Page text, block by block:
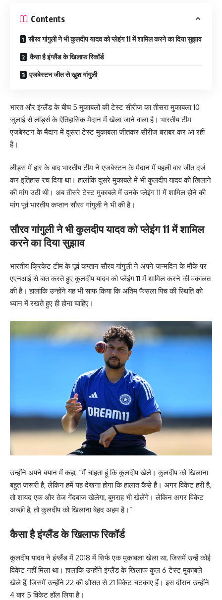
Contents
सौरव गांगुली ने भी कुलदीप यादव को प्लेइंग 11 में शामिल करने का दिया सुझाव
कैसा है इंग्लैंड के खिलाफ रिकॉर्ड
एजबेस्टन जीत से खुश गांगुली
भारत और इंग्लैंड के बीच 5 मुकाबलों की टेस्ट सीरीज का तीसरा मुकाबला 10
जुलाई से लॉर्ड्स के ऐतिहासिक मैदान में खेला जाने वाला है। भारतीय टीम
एजबेस्टन के मैदान में दूसरा टेस्ट मुकाबला जीतकर सीरीज बराबर कर आ रही
है।
लीड्स में हार के बाद भारतीय टीम ने एजबेस्टन के मैदान में पहली बार जीत दर्ज
कर इतिहास रच दिया था। हालांकि दूसरे मुकाबले में भी कुलदीप यादव को खिलाने
की मांग उठी थी। अब तीसरे टेस्ट मुकाबले में उनके प्लेइंग 11 में शामिल होने की
मांग पूर्व भारतीय कप्तान सौरव गांगुली ने भी की है।
सौरव गांगुली ने भी कुलदीप यादव को प्लेइंग 11 में शामिल
करने का दिया सुझाव
भारतीय क्रिकेट टीम के पूर्व कप्तान सौरव गांगुली ने अपने जन्मदिन के मौके पर
एएनआई से बात करते हुए कुलदीप यादव को प्लेइंग 11 में शामिल करने की वकालत
की है। हालांकि उन्होंने यह भी साफ किया कि अंतिम फैसला पिच की स्थिति को
ध्यान में रखते हुए ही होना चाहिए।
उन्होंने अपने बयान में कहा, “मैं चाहता हूं कि कुलदीप खेले। कुलदीप को खिलाना
बहुत जरूरी है, लेकिन हमें यह देखना होगा कि हालात कैसे हैं। अगर विकेट हरी है,
तो शायद एक और तेज गेंदबाज खेलेगा, बुमराह भी खेलेंगे। लेकिन अगर विकेट
अच्छी है, तो कुलदीप को खिलाना बेहद अहम है।”
कैसा है इंग्लैंड के खिलाफ रिकॉर्ड
कुलदीप यादव ने इंग्लैंड में 2018 में सिर्फ एक मुकाबला खेला था, जिसमें उन्हें कोई
विकेट नहीं मिला था। हालांकि उन्होंने इंग्लैंड के खिलाफ कुल 6 टेस्ट मुकाबले
खेले हैं, जिसमें उन्होंने 22 की औसत से 21 विकेट चटकाए हैं। इस दौरान उन्होंने
4 बार 5 विकेट हॉल लिया है।